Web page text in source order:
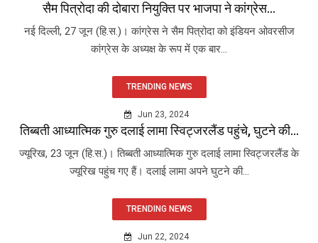
सैम पित्रोदा की दोबारा नियुक्ति पर भाजपा ने कांग्रेस...
नई दिल्ली, 27 जून (हि.स.)। कांग्रेस ने सैम पित्रोदा को इंडियन ओवरसीज
कांग्रेस के अध्यक्ष के रूप में एक बार...
TRENDING NEWS
Jun 23, 2024
तिब्बती आध्यात्मिक गुरु दलाई लामा स्विट्जरलैंड पहुंचे, घुटने की...
ज्यूरिख, 23 जून (हि.स.)। तिब्बती आध्यात्मिक गुरु दलाई लामा स्विट्जरलैंड के
ज्यूरिख पहुंच गए हैं। दलाई लामा अपने घुटने की...
TRENDING NEWS
Jun 22, 2024